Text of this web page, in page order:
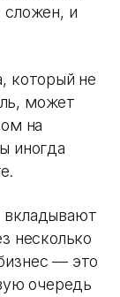
сложен, и
который не
может
на
иногда
вкладывают
несколько
— это
очередь